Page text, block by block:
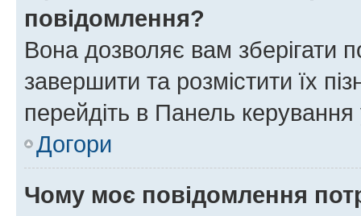
повідомлення?
Вона дозволяє вам зберігати
завершити та розмістити їх
перейдіть в Панель керування
Догори
Чому моє повідомлення